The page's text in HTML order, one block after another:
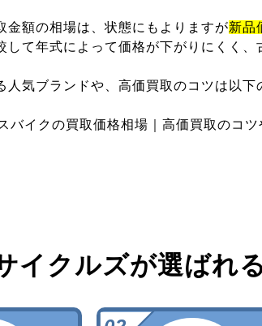
金額の相場は、状態にもよりますが新品
して年式によって価格が下がりにくく
人気ブランドや、高価買取のコツは以
バイクの買取価格相場｜高価買取のコ
イクルズが選ばれ